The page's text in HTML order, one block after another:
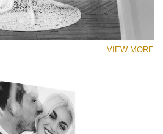
VIEW MORE